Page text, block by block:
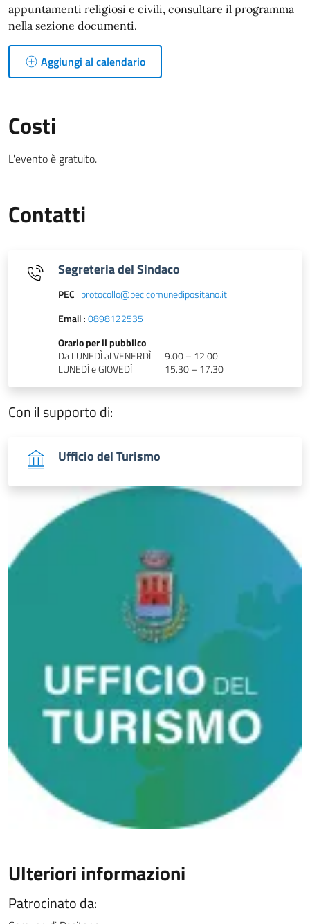
appuntamenti religiosi e civili, consultare il programma
nella sezione documenti.
Aggiungi al calendario
Costi
L'evento è gratuito.
Contatti
Segreteria del Sindaco
PEC : protocollo@pec.comunedipositano.it
Email :0898122535
Orario per il pubblico
Da LUNEDÌ al VENERDÌ
9.00 – 12.00
LUNEDÌ e GIOVEDÌ
15.30 – 17.30
Con il supporto di:
Ufficio del Turismo
Ulteriori informazioni
Patrocinato da: